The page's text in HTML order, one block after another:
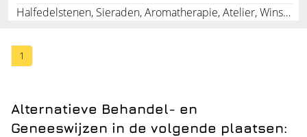
Halfedelstenen, Sieraden, Aromatherapie, Atelier, Winschoten, Hobbyartikelen, Lotuslampen
1
Alternatieve Behandel- en
Geneeswijzen in de volgende plaatsen: